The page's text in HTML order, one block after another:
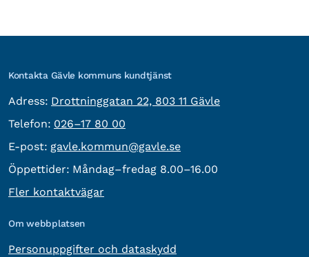
Kontakta Gävle kommuns kundtjänst
Adress: besöksadress:
Drottninggatan 22, 803 11 Gävle
Telefon: Telefon:
026–17 80 00
E-post: E-post:
gavle.kommun@gavle.se
Öppettider: Måndag–fredag 8.00–16.00
Fler kontaktvägar
Om webbplatsen
Personuppgifter och dataskydd